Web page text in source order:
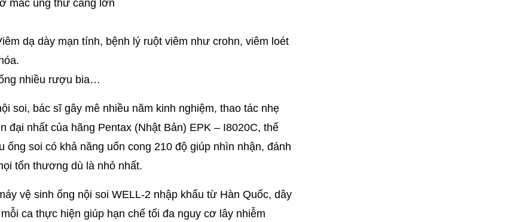
mắc ung thư càng lớn
dạ dày mạn tính, bệnh lý ruột viêm như crohn, viêm loét
nhiều rượu bia…
soi, bác sĩ gây mê nhiều năm kinh nghiệm, thao tác nhẹ
đại nhất của hãng Pentax (Nhật Bản) EPK – I8020C, thế
soi có khả năng uốn cong 210 độ giúp nhìn nhận, đánh
tổn thương dù là nhỏ nhất.
vệ sinh ống nội soi WELL-2 nhập khẩu từ Hàn Quốc, dây
ca thực hiện giúp hạn chế tối đa nguy cơ lây nhiễm